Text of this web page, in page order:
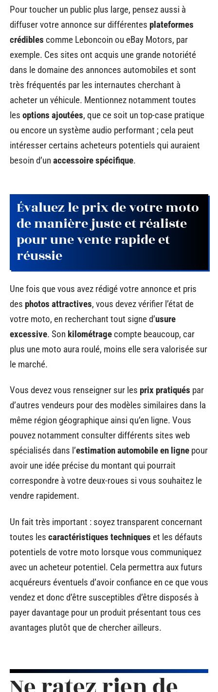
Pour toucher un public plus large, pensez aussi à
diffuser votre annonce sur différentes plateformes
crédibles comme Leboncoin ou eBay Motors, par
exemple. Ces sites ont acquis une grande notoriété
dans le domaine des annonces automobiles et sont
très fréquentés par les internautes cherchant à
acheter un véhicule. Mentionnez notamment toutes
les options ajoutées, que ce soit un top-case pratique
ou encore un système audio performant ; cela peut
intéresser certains acheteurs potentiels qui auraient
besoin d’un accessoire spécifique.
Évaluez le prix de votre moto
de manière juste et réaliste
pour une vente rapide et
réussie
Une fois que vous avez rédigé votre annonce et pris
des photos attractives, vous devez vérifier l’état de
votre moto, en recherchant tout signe d’usure
excessive. Son kilométrage compte beaucoup, car
plus une moto aura roulé, moins elle sera valorisée sur
le marché.
Vous devez vous renseigner sur les prix pratiqués par
d’autres vendeurs pour des modèles similaires dans la
même région géographique ainsi qu’en ligne. Vous
pouvez notamment consulter différents sites web
spécialisés dans l’estimation automobile en ligne pour
avoir une idée précise du montant qui pourrait
correspondre à votre deux-roues si vous souhaitez le
vendre rapidement.
Un fait très important : soyez transparent concernant
toutes les caractéristiques techniques et les défauts
potentiels de votre moto lorsque vous communiquez
avec un acheteur potentiel. Cela permettra aux futurs
acquéreurs éventuels d’avoir confiance en ce que vous
vendez et donc d’être susceptibles d’être disposés à
payer davantage pour un produit présentant tous ces
avantages plutôt que de chercher ailleurs.